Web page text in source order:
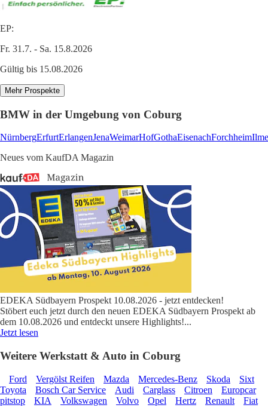
EP:
Fr. 31.7. - Sa. 15.8.2026
Gültig bis 15.08.2026
Mehr Prospekte
BMW in der Umgebung von Coburg
NürnbergErfurtErlangenJenaWeimarHofGothaEisenachForchheim
Neues vom KaufDA Magazin
EDEKA Südbayern Prospekt 10.08.2026 - jetzt entdecken!
Stöbert euch jetzt durch den neuen EDEKA Südbayern Prospekt ab
dem 10.08.2026 und entdeckt unsere Highlights!...
Jetzt lesen
Weitere Werkstatt & Auto in Coburg
Ford Vergölst Reifen Mazda Mercedes-Benz Skoda
Sixt
Toyota
Bosch Car Service Audi Carglass Citroen
Europcar
pitstop
KIA Volkswagen Volvo Opel Hertz Renault Fiat